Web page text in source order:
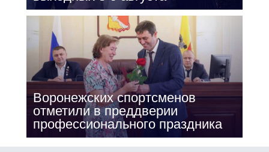
Воронежских спортсменов
отметили в преддверии
профессионального праздника